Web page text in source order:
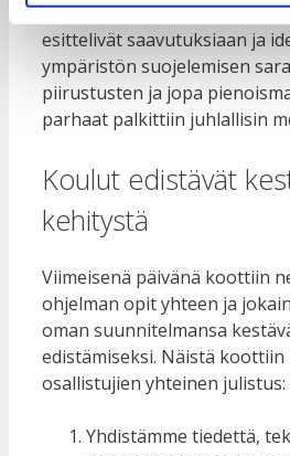
Konferenssin aikana
esittelivät saavutuksiaan ja
ympäristön suojelemisen
piirustusten ja jopa
parhaat palkittiin juhlallisin
Koulut edistävät
kehitystä
Viimeisenä päivänä koottiin
ohjelman opit yhteen ja
oman suunnitelmansa
edistämiseksi. Näistä
osallistujien yhteinen julistus:
Yhdistämme tiedettä,